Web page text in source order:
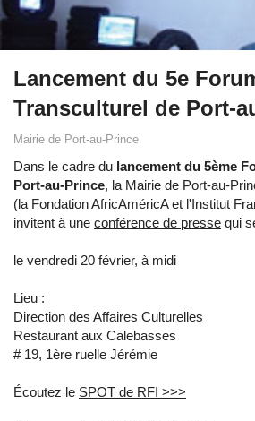
Lancement du 5e
Transculturel de Port-
Mairie de Port-au-Prince
Dans le cadre du lancement du 5ème
Port-au-Prince, la Mairie de Port-au-
(la Fondation AfricAméricA et l'Institut
invitent à une conférence de presse qui
le vendredi 20 février, à midi
Lieu :
Direction des Affaires Culturelles
Restaurant aux Calebasses
# 19, 1ère ruelle Jérémie
Écoutez le SPOT de RFI >>>